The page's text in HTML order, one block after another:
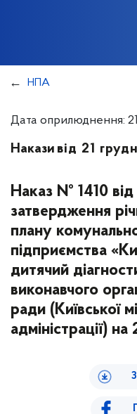
НПА
Дата оприлюднення:
Накази від 21
Наказ № 1410
затвердження
плану
підприємства
дитячий
виконавчого
ради (Київської
адміністрації)